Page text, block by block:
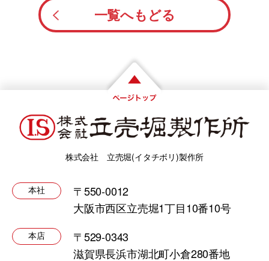
一覧へもどる
株式会社 立売堀(イタチボリ)製作所
本社
〒550-0012
大阪市西区立売堀1丁目10番10号
本店
〒529-0343
滋賀県長浜市湖北町小倉280番地